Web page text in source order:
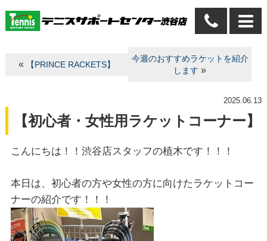
« 【PRINCE RACKETS】
今週のおすすめラケットを紹介
します »
2025.06.13
【初心者・女性用ラケットコーナー】
こんにちは！！渋谷店スタッフの植木です！！！
本日は、初心者の方や女性の方に向けたラケットコー
ナーの紹介です！！！